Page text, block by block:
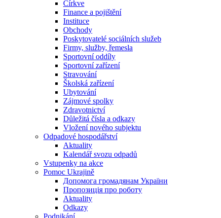
Církve
Finance a pojištění
Instituce
Obchody
Poskytovatelé sociálních služeb
Firmy, služby, řemesla
Sportovní oddíly
Sportovní zařízení
Stravování
Školská zařízení
Ubytování
Zájmové spolky
Zdravotnictví
Důležitá čísla a odkazy
Vložení nového subjektu
Odpadové hospodářství
Aktuality
Kalendář svozu odpadů
Vstupenky na akce
Pomoc Ukrajině
Допомога громадянам України
Пропозиція про роботу
Aktuality
Odkazy
Podnikání